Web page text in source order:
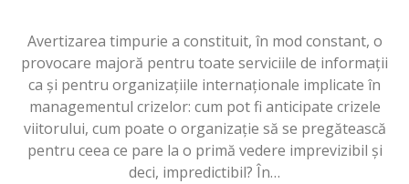
Avertizarea timpurie a constituit, în mod constant, o
provocare majoră pentru toate serviciile de informații
ca și pentru organizațiile internaționale implicate în
managementul crizelor: cum pot fi anticipate crizele
viitorului, cum poate o organizație să se pregătească
pentru ceea ce pare la o primă vedere imprevizibil și
deci, impredictibil? În…